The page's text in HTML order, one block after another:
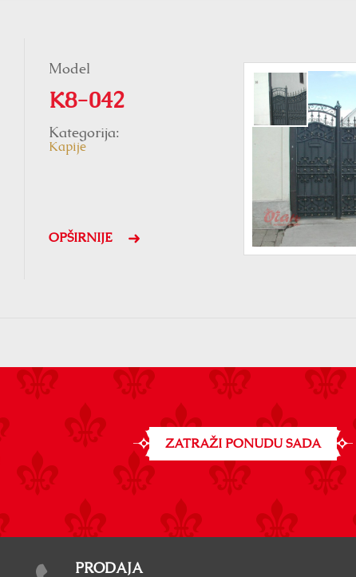
Model
K8-042
Kategorija:
Kapije
OPŠIRNIJE
ZATRAŽI PONUDU SADA
PRODAJA